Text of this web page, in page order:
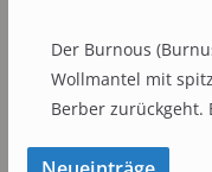
Der Burnous
Wollmantel mit
Berber zurückgeht.